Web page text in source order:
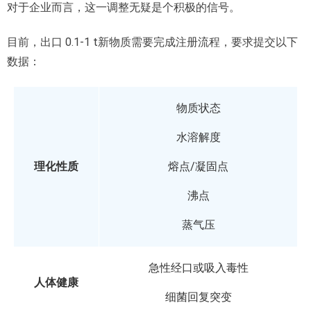
对于企业而言，这一调整无疑是个积极的信号。
目前，出口 0.1-1 t新物质需要完成注册流程，要求提交以下
数据：
理化性质
物质状态
水溶解度
熔点/凝固点
沸点
蒸气压
人体健康
急性经口或吸入毒性
细菌回复突变